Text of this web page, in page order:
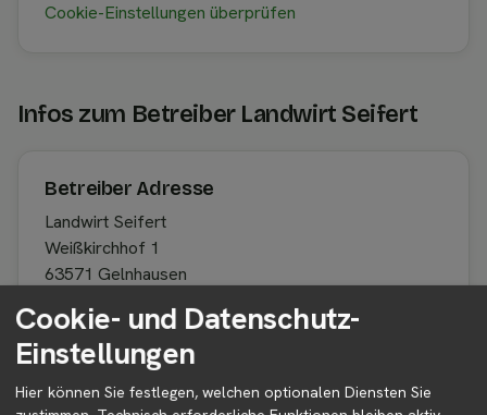
Cookie-Einstellungen überprüfen
Infos zum Betreiber Landwirt Seifert
Betreiber Adresse
Landwirt Seifert
Weißkirchhof 1
63571 Gelnhausen
Deutschland
Cookie- und Datenschutz-
Einstellungen
Hier können Sie festlegen, welchen optionalen Diensten Sie